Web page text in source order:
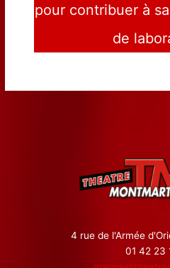
pour contribuer à
de
4 rue de l'Armée
01 42 23